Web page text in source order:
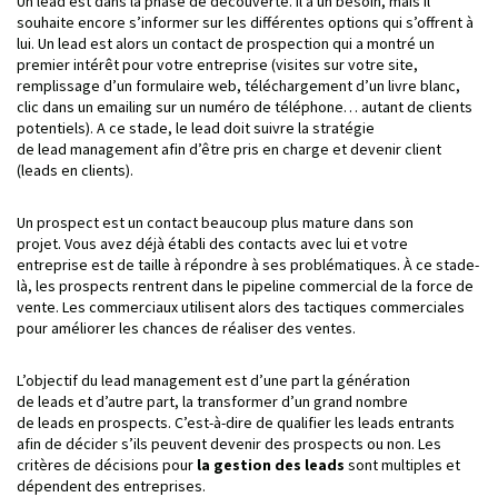
souhaite encore s’informer sur les différentes options qui s’offrent à
lui. Un lead est alors un contact de prospection qui a montré un
premier intérêt pour votre entreprise (visites sur votre site,
remplissage d’un formulaire web, téléchargement d’un livre blanc,
clic dans un emailing sur un numéro de téléphone… autant de clients
potentiels). A ce stade, le lead doit suivre la stratégie
de lead management afin d’être pris en charge et devenir client
(leads en clients).
Un prospect est un contact beaucoup plus mature dans son
projet. Vous avez déjà établi des contacts avec lui et votre
entreprise est de taille à répondre à ses problématiques. À ce stade-
là, les prospects rentrent dans le pipeline commercial de la force de
vente. Les commerciaux utilisent alors des tactiques commerciales
pour améliorer les chances de réaliser des ventes.
L’objectif du lead management est d’une part la génération
de leads et d’autre part, la transformer d’un grand nombre
de leads en prospects. C’est-à-dire de qualifier les leads entrants
afin de décider s’ils peuvent devenir des prospects ou non. Les
critères de décisions pour la gestion des leads sont multiples et
dépendent des entreprises.